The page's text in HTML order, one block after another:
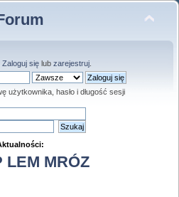
Zaloguj sięlub zarejestruj.
użytkownika, hasło i długość sesji
LEM MRÓZ